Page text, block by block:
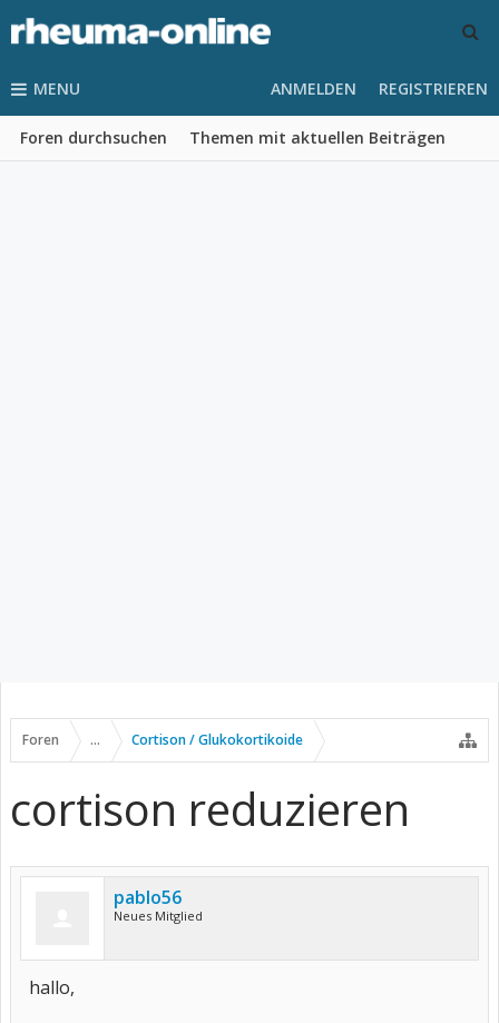
MENU
Foren durchsuchen Themen mit aktuellen Beiträgen
ANMELDEN REGISTRIEREN
Foren ... Cortison / Glukokortikoide
cortison reduzieren
pablo56
Neues Mitglied
hallo,